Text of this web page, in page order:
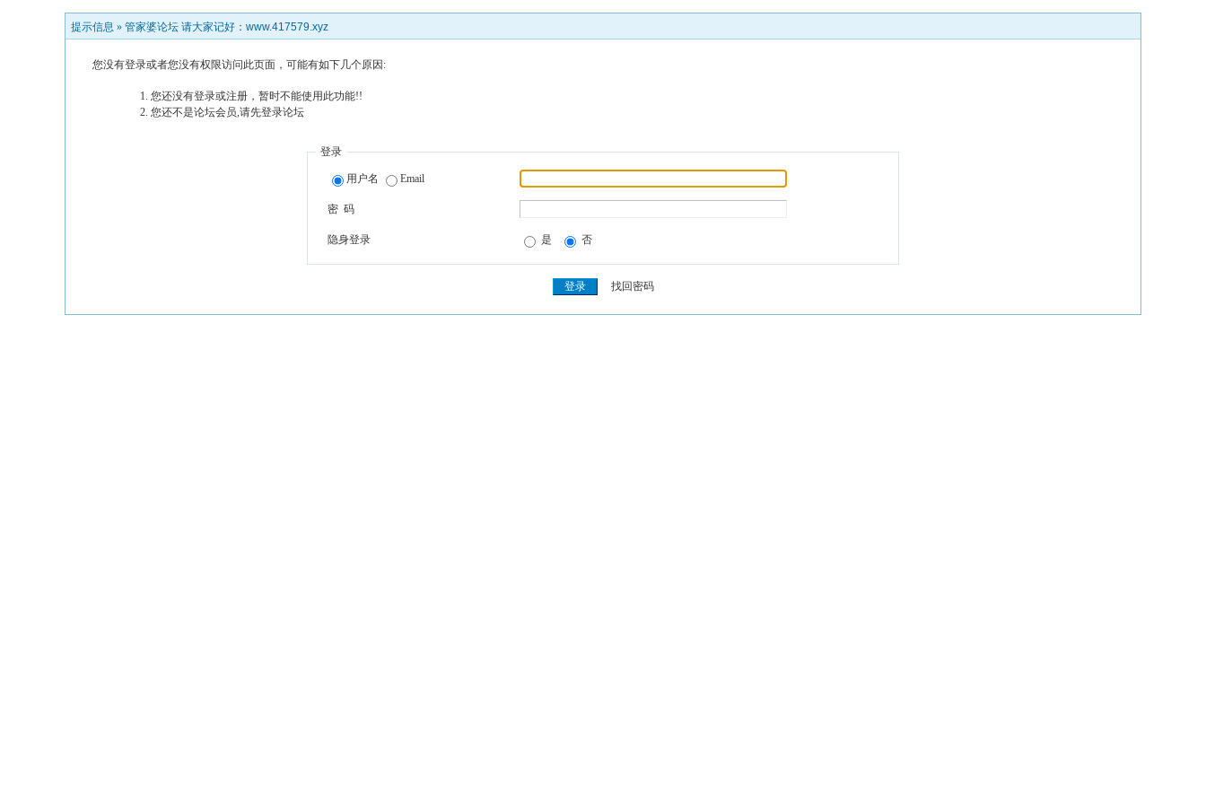
提示信息 » 管家婆论坛 请大家记好：www.417579.xyz
您没有登录或者您没有权限访问此页面，可能有如下几个原因:
您还没有登录或注册，暂时不能使用此功能!!
您还不是论坛会员,请先登录论坛
登录
用户名 Email
密 码
隐身登录 是 否
找回密码